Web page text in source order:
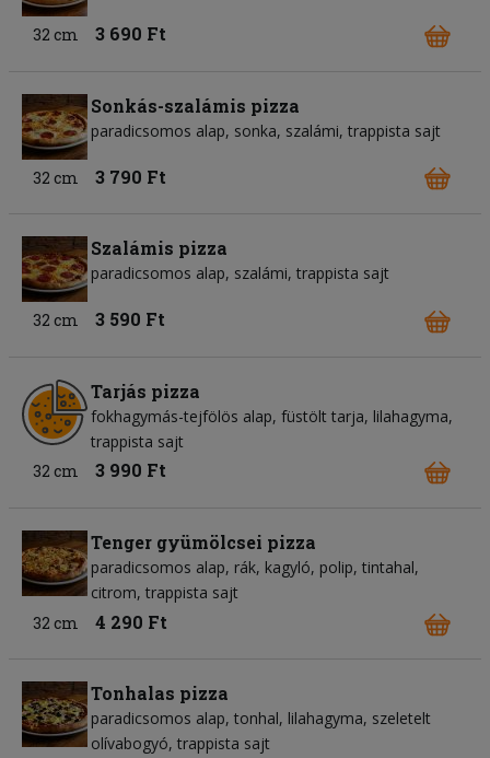
32 cm 3 690 Ft
Sonkás-szalámis pizza
paradicsomos alap sonka szalámi trappista sajt
32 cm 3 790 Ft
Szalámis pizza
paradicsomos alap szalámi trappista sajt
32 cm 3 590 Ft
Tarjás pizza
fokhagymás-tejfölös alap füstölt tarja lilahagyma
trappista sajt
32 cm
3 990 Ft
Tenger gyümölcsei pizza
paradicsomos alap rák kagyló polip tintahal
citrom trappista sajt
32 cm
4 290 Ft
Tonhalas pizza
paradicsomos alap tonhal lilahagyma szeletelt
olívabogyó trappista sajt